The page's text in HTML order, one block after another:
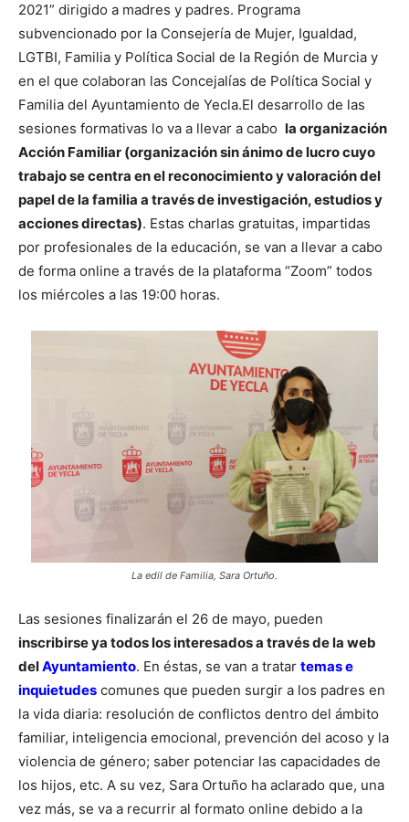
2021” dirigido a madres y padres. Programa
subvencionado por la Consejería de Mujer, Igualdad,
LGTBI, Familia y Política Social de la Región de Murcia y
en el que colaboran las Concejalías de Política Social y
Familia del Ayuntamiento de Yecla.El desarrollo de las
sesiones formativas lo va a llevar a cabo la organización
Acción Familiar (organización sin ánimo de lucro cuyo
trabajo se centra en el reconocimiento y valoración del
papel de la familia a través de investigación, estudios y
acciones directas). Estas charlas gratuitas, impartidas
por profesionales de la educación, se van a llevar a cabo
de forma online a través de la plataforma “Zoom” todos
los miércoles a las 19:00 horas.
La edil de Familia, Sara Ortuño.
Las sesiones finalizarán el 26 de mayo, pueden
inscribirse ya todos los interesados a través de la web
delAyuntamiento. En éstas, se van a tratar temas e
inquietudes comunes que pueden surgir a los padres en
la vida diaria: resolución de conflictos dentro del ámbito
familiar, inteligencia emocional, prevención del acoso y la
violencia de género; saber potenciar las capacidades de
los hijos, etc. A su vez, Sara Ortuño ha aclarado que, una
vez más, se va a recurrir al formato online debido a la